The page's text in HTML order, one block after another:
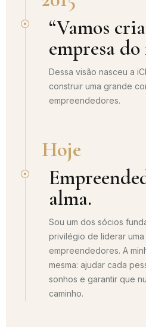
“Vamos
empresa
Dessa visão nasceu a
construir uma grande
empreendedores.
Hoje
alma.
Sou um dos sócios
privilégio de liderar
empreendedores. A
mesma: ajudar cada
sonhos e garantir que
caminho.